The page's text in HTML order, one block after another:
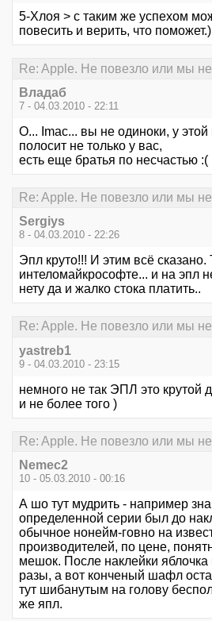
5-Хлоя > с таким же успехом
повесить и верить, что поможет.)
Re: Apple. Не повезло или мы
Владаб
7 - 04.03.2010 - 22:11
О... Imac... вы не одиноки, у этой
полосит не только у вас,
есть еще братья по несчастью :(
Re: Apple. Не повезло или мы
Sergiys
8 - 04.03.2010 - 22:26
Эпл круто!!! И этим всё сказано.
интеломайкрософте... и на эпл
нету да и жалко стока платить..
Re: Apple. Не повезло или мы
yastreb1
9 - 04.03.2010 - 23:15
немного не так ЭПЛ это крутой
и не более того )
Re: Apple. Не повезло или мы
Nemec2
10 - 05.03.2010 - 00:16
А шо тут мудрить - например
определенной серии был до
обычное нонейм-говно на
производителей, по цене,
мешок. После наклейки яблочка
разы, а вот конченый шафл
тут шибанутым на голову
же япл.